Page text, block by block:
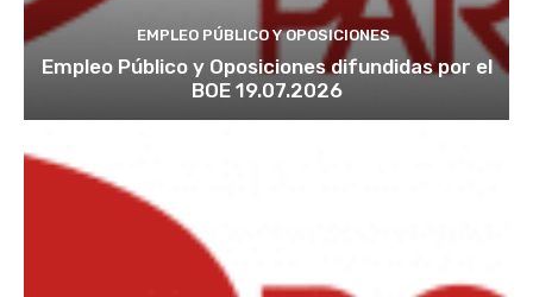
EMPLEO PÚBLICO Y OPOSICIONES
Empleo Público y Oposiciones difundidas por el
BOE 19.07.2026